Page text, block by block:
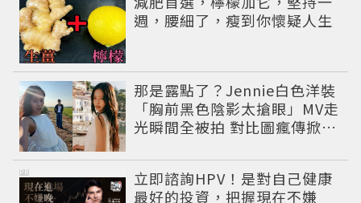
週，腰細了，瘦到你懷疑人生
那是露點了？Jennie白色洋裝
「胸前黑色陰影太搶眼」MV走
光瞬間全被拍 對比圖瘋傳掀論
立即諮詢HPV！是對自己健康
最好的投資，把握現在不嫌
PR